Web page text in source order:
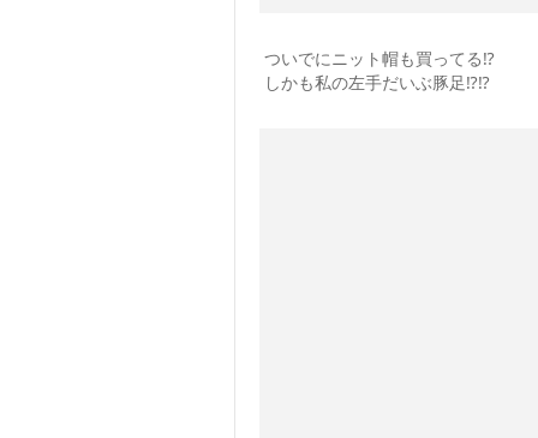
ついでにニット帽も買ってる⁉️
しかも私の左手だいぶ豚足⁉️⁉️